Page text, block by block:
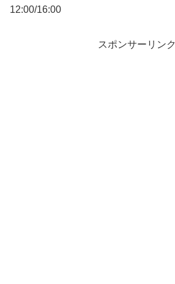
12:00/16:00
スポンサーリンク